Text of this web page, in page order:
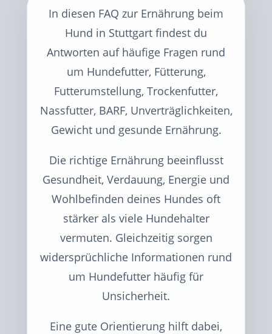
In diesen FAQ zur Ernährung beim
Hund in Stuttgart findest du
Antworten auf häufige Fragen rund
um Hundefutter, Fütterung,
Futterumstellung, Trockenfutter,
Nassfutter, BARF, Unverträglichkeiten,
Gewicht und gesunde Ernährung.
Die richtige Ernährung beeinflusst
Gesundheit, Verdauung, Energie und
Wohlbefinden deines Hundes oft
stärker als viele Hundehalter
vermuten. Gleichzeitig sorgen
widersprüchliche Informationen rund
um Hundefutter häufig für
Unsicherheit.
Eine gute Orientierung hilft dabei,